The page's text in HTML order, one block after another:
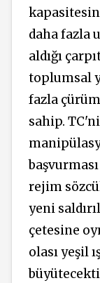
daha fazla
aldığı
toplumsal
fazla
sahip.
rejim
yeni
çetesine
olası yeşil